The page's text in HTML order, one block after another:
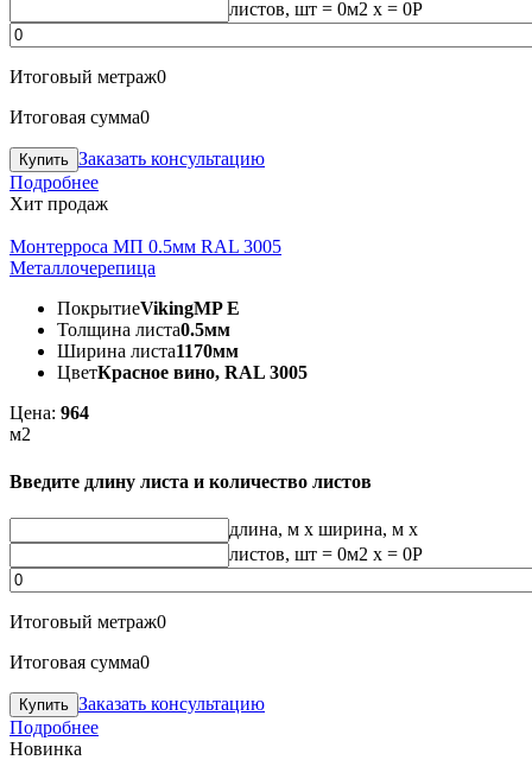
листов, шт = 0м2 x = 0Р
Итоговый метраж0
Итоговая сумма0
Заказать консультацию
Подробнее
Хит продаж
Монтерроса МП 0.5мм RAL 3005
Металлочерепица
ПокрытиеVikingMP E
Толщина листа0.5мм
Ширина листа1170мм
ЦветКрасное вино, RAL 3005
Цена: 964
м2
Введите длину листа и количество листов
длина, м x ширина, м x
листов, шт = 0м2 x = 0Р
Итоговый метраж0
Итоговая сумма0
Заказать консультацию
Подробнее
Новинка